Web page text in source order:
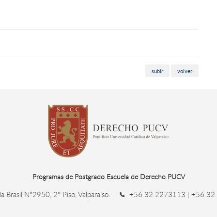
subir volver
Programas de Postgrado Escuela de Derecho PUCV
Brasil N°2950, 2° Piso, Valparaíso. +56 32 2273113 | +56